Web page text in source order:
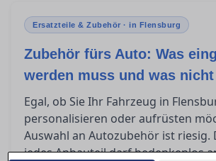
Ersatzteile & Zubehör · in Flensburg
Zubehör fürs Auto: Was
werden muss und was nicht
Egal, ob Sie Ihr Fahrzeug in
personalisieren oder aufrüsten
Auswahl an Autozubehör ist riesig.
jedes Anbauteil darf bedenkenlos